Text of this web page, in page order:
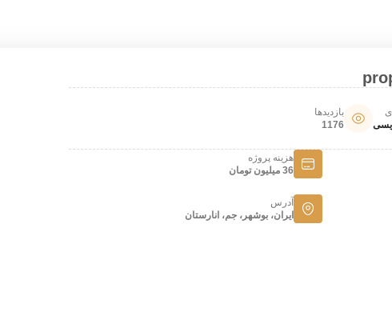
بازدیدها
1176
هزینه پروژه
36 میلیون تومان
آدرس
ایران، بوشهر، جم، انارستان